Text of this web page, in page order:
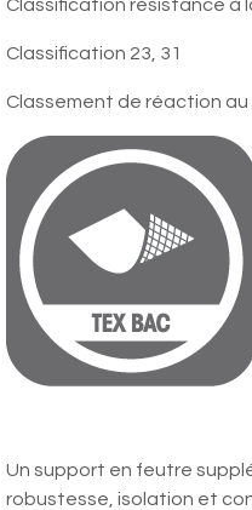
Classification résistance à
Classification 23, 31
Classement de réaction au
Un support en feutre
robustesse, isolation et